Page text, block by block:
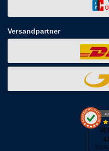
Versandpartner